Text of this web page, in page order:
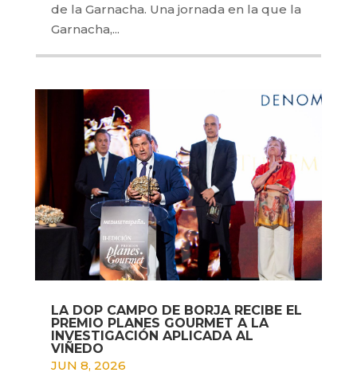
de la Garnacha. Una jornada en la que la
Garnacha,...
LA DOP CAMPO DE BORJA RECIBE EL
PREMIO PLANES GOURMET A LA
INVESTIGACIÓN APLICADA AL
VIÑEDO
JUN 8, 2026